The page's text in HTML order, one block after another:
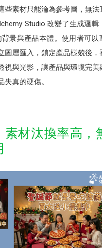
些素材只能淪為參考圖，無法
Studio 改變了生成邏輯
背景與產品本體。使用者可以
圖層匯入，鎖定產品樣貌後，
視與光影，讓產品與環境完美
失真的硬傷。
素材汰換率高，